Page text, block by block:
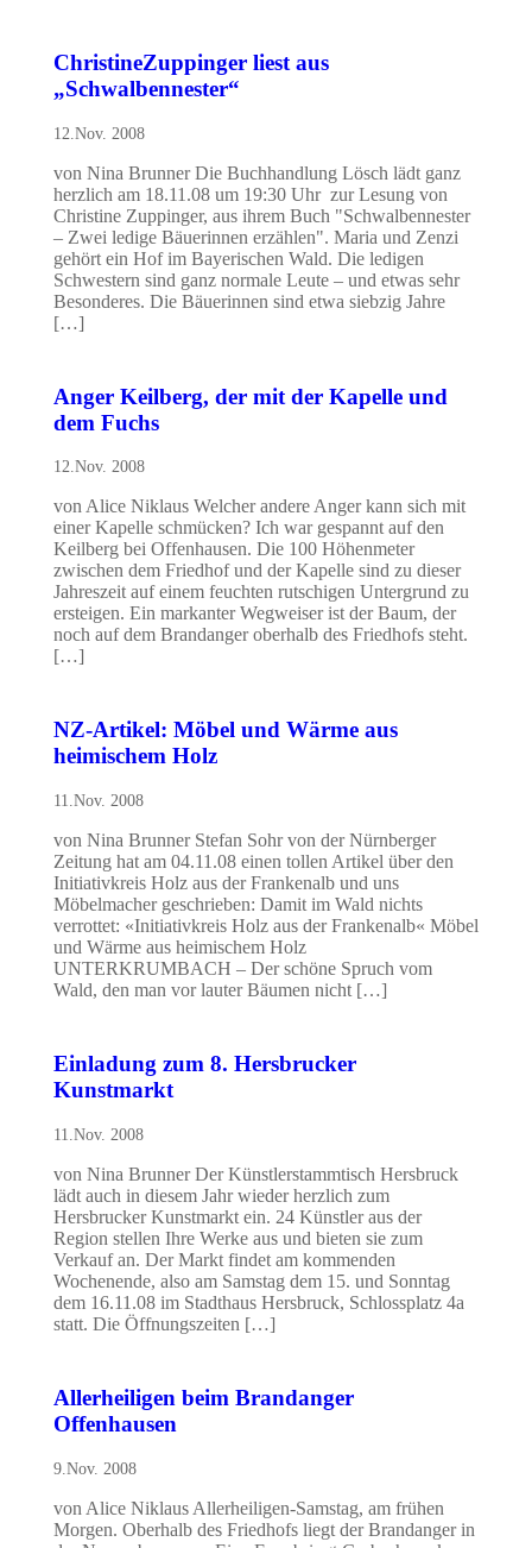
ChristineZuppinger liest aus
„Schwalbennester“
12.Nov. 2008
von Nina Brunner Die Buchhandlung Lösch lädt ganz
herzlich am 18.11.08 um 19:30 Uhr zur Lesung von
Christine Zuppinger, aus ihrem Buch "Schwalbennester
– Zwei ledige Bäuerinnen erzählen". Maria und Zenzi
gehört ein Hof im Bayerischen Wald. Die ledigen
Schwestern sind ganz normale Leute – und etwas sehr
Besonderes. Die Bäuerinnen sind etwa siebzig Jahre
[…]
Anger Keilberg, der mit der Kapelle und
dem Fuchs
12.Nov. 2008
von Alice Niklaus Welcher andere Anger kann sich mit
einer Kapelle schmücken? Ich war gespannt auf den
Keilberg bei Offenhausen. Die 100 Höhenmeter
zwischen dem Friedhof und der Kapelle sind zu dieser
Jahreszeit auf einem feuchten rutschigen Untergrund zu
ersteigen. Ein markanter Wegweiser ist der Baum, der
noch auf dem Brandanger oberhalb des Friedhofs steht.
[…]
NZ-Artikel: Möbel und Wärme aus
heimischem Holz
11.Nov. 2008
von Nina Brunner Stefan Sohr von der Nürnberger
Zeitung hat am 04.11.08 einen tollen Artikel über den
Initiativkreis Holz aus der Frankenalb und uns
Möbelmacher geschrieben: Damit im Wald nichts
verrottet: «Initiativkreis Holz aus der Frankenalb« Möbel
und Wärme aus heimischem Holz
UNTERKRUMBACH – Der schöne Spruch vom
Wald, den man vor lauter Bäumen nicht […]
Einladung zum 8. Hersbrucker
Kunstmarkt
11.Nov. 2008
von Nina Brunner Der Künstlerstammtisch Hersbruck
lädt auch in diesem Jahr wieder herzlich zum
Hersbrucker Kunstmarkt ein. 24 Künstler aus der
Region stellen Ihre Werke aus und bieten sie zum
Verkauf an. Der Markt findet am kommenden
Wochenende, also am Samstag dem 15. und Sonntag
dem 16.11.08 im Stadthaus Hersbruck, Schlossplatz 4a
statt. Die Öffnungszeiten […]
Allerheiligen beim Brandanger
Offenhausen
9.Nov. 2008
von Alice Niklaus Allerheiligen-Samstag, am frühen
Morgen. Oberhalb des Friedhofs liegt der Brandanger in